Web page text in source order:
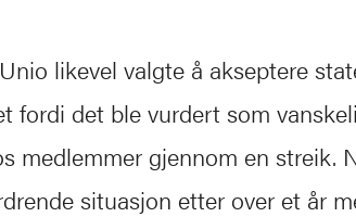
likevel valgte å akseptere
fordi det ble vurdert som
medlemmer gjennom en streik.
situasjon etter over et år